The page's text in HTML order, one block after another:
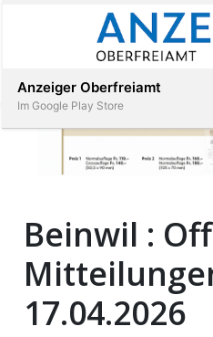
Veranstaltungen
Stellen
Beinwil :
17.04.2026
Anzeiger Oberfreiamt
Im Google Play Store